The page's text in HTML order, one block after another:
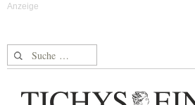
Suche nach: